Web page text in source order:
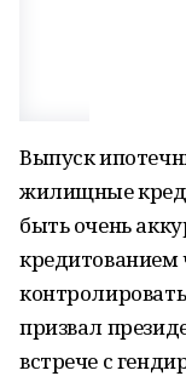
Выпуск
жилищные
быть очень
кредитованием
призвал
встрече с